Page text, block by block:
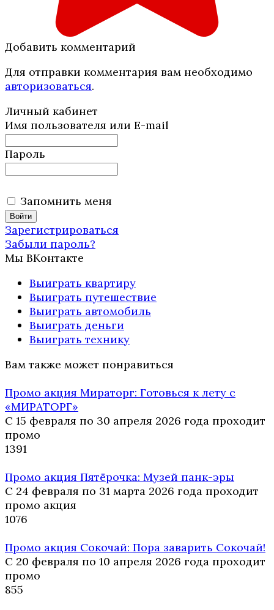
Добавить комментарий
Для отправки комментария вам необходимо
авторизоваться.
Личный кабинет
Имя пользователя или E-mail
Пароль
Запомнить меня
Зарегистрироваться
Забыли пароль?
Мы ВКонтакте
Выиграть квартиру
Выиграть путешествие
Выиграть автомобиль
Выиграть деньги
Выиграть технику
Вам также может понравиться
Промо акция Мираторг: Готовься к лету с
«МИРАТОРГ»
С 15 февраля по 30 апреля 2026 года проходит
промо
1391
Промо акция Пятёрочка: Музей панк-эры
С 24 февраля по 31 марта 2026 года проходит
промо акция
1076
Промо акция Сокочай: Пора заварить Сокочай!
С 20 февраля по 10 апреля 2026 года проходит
промо
855